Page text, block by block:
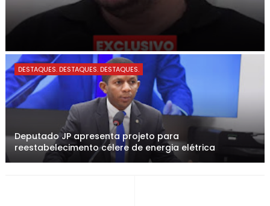
DESTAQUES. DESTAQUES. DESTAQUES.
Deputado JP apresenta projeto para
reestabelecimento célere de energia elétrica